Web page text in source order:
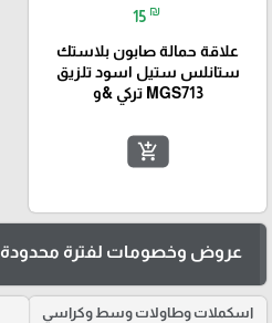
15 ₪
علاقة حمالة صابون بلاستك
ستانلس ستيل اسود تلزيق
MGS713 تركي &و
add_shopping_cart
عروض وخصومات لفترة محدودة
اسكملات وطاولات وسط وكراسي